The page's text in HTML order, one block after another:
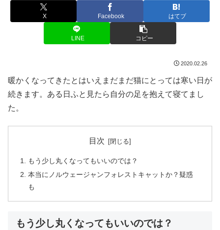
X Facebook はてブ
LINE コピー
2020.02.26
暖かくなってきたとはいえまだまだ猫にとっては寒い日が
続きます。ある日ふと見たら自分の足を抱えて寝てまし
た。
目次
もう少し丸くなってもいいのでは？
本当にノルウェージャンフォレストキャットか？疑惑
も
もう少し丸くなってもいいのでは？